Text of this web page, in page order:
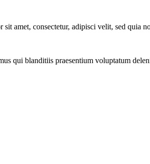
amet, consectetur, adipisci velit, sed quia
qui blanditiis praesentium voluptatum